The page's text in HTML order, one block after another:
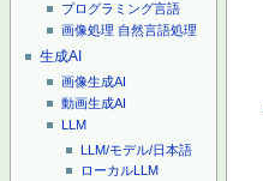
プログラミング言語
画像処理 自然言語処理
生成AI
画像生成AI
動画生成AI
LLM
LLM/モデル/日本語
ローカルLLM